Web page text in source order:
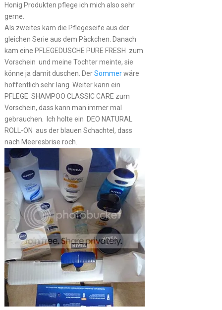
Honig Produkten pflege ich mich also sehr
gerne.
Als zweites kam die Pflegeseife aus der
gleichen Serie aus dem Päckchen. Danach
kam eine PFLEGEDUSCHE PURE FRESH zum
Vorschein und meine Tochter meinte, sie
könne ja damit duschen. DerSommerwäre
hoffentlich sehr lang. Weiter kann ein
PFLEGE SHAMPOO CLASSIC CARE zum
Vorschein, dass kann man immer mal
gebrauchen. Ich holte ein DEO NATURAL
ROLL-ON aus der blauen Schachtel, dass
nach Meeresbrise roch.